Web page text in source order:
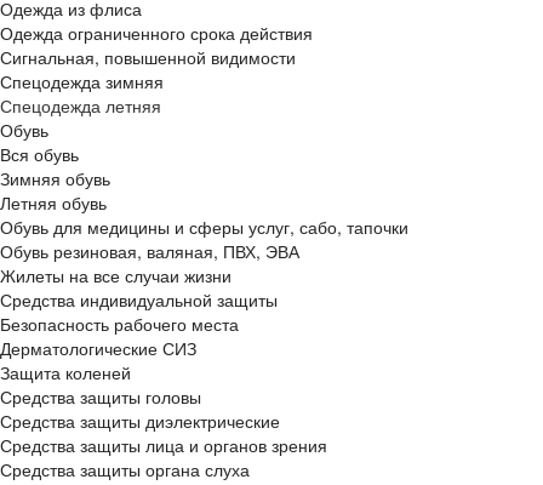
Одежда из флиса
Одежда ограниченного срока действия
Сигнальная, повышенной видимости
Спецодежда зимняя
Спецодежда летняя
Обувь
Вся обувь
Зимняя обувь
Летняя обувь
Обувь для медицины и сферы услуг, сабо, тапочки
Обувь резиновая, валяная, ПВХ, ЭВА
Жилеты на все случаи жизни
Средства индивидуальной защиты
Безопасность рабочего места
Дерматологические СИЗ
Защита коленей
Средства защиты головы
Средства защиты диэлектрические
Средства защиты лица и органов зрения
Средства защиты органа слуха